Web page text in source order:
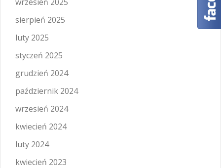
sierpień 2025
luty 2025
styczeń 2025
grudzień 2024
październik 2024
wrzesień 2024
kwiecień 2024
luty 2024
kwiecień 2023